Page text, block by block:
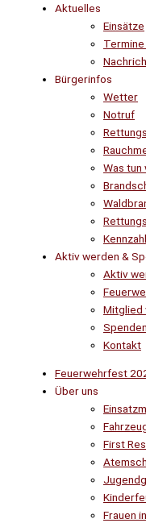
Aktuelles
Einsätze
Bürgerinfos
Wetter
Notruf
Was tun
Aktiv werden &
Aktiv
Mitglied
Spenden
Kontakt
Feuerwehrfest
Über uns
First
Frauen